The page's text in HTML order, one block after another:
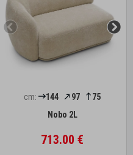
cm: 144 97
75
Nobo 2L
713.00 €